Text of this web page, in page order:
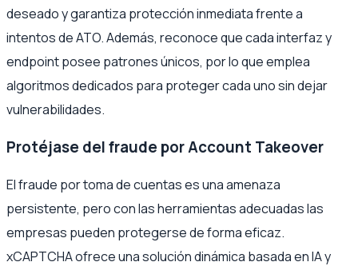
deseado y garantiza protección inmediata frente a
intentos de ATO. Además, reconoce que cada interfaz y
endpoint posee patrones únicos, por lo que emplea
algoritmos dedicados para proteger cada uno sin dejar
vulnerabilidades.
Protéjase del fraude por Account Takeover
El fraude por toma de cuentas es una amenaza
persistente, pero con las herramientas adecuadas las
empresas pueden protegerse de forma eficaz.
xCAPTCHA ofrece una solución dinámica basada en IA y